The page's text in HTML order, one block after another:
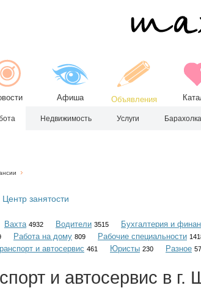
Афиша Объявления
Недвижимость Услуги Барахолка
Центр занятости
Вахта 4932 Водители 3515 Бухгалтерия и
Работа на дому 809 Рабочие специальности
и автосервис 461 Юристы 230 Разное
и автосервис в г.